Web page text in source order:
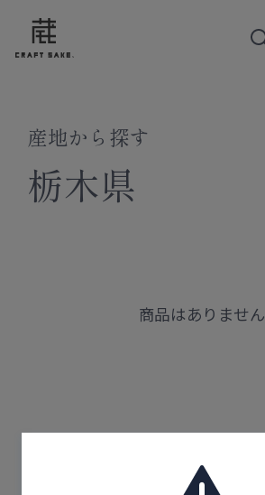
Producers
JA EN
産地から探す
栃木県
商品はありません
栃木県